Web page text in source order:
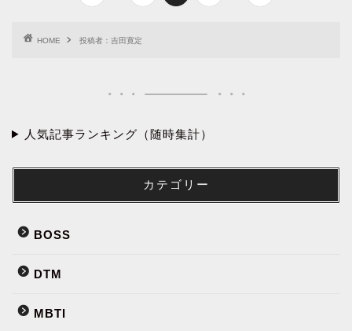
HOME 投稿者：吉田寛定
人気記事ランキング（随時集計）
カテゴリー
BOSS
DTM
MBTI